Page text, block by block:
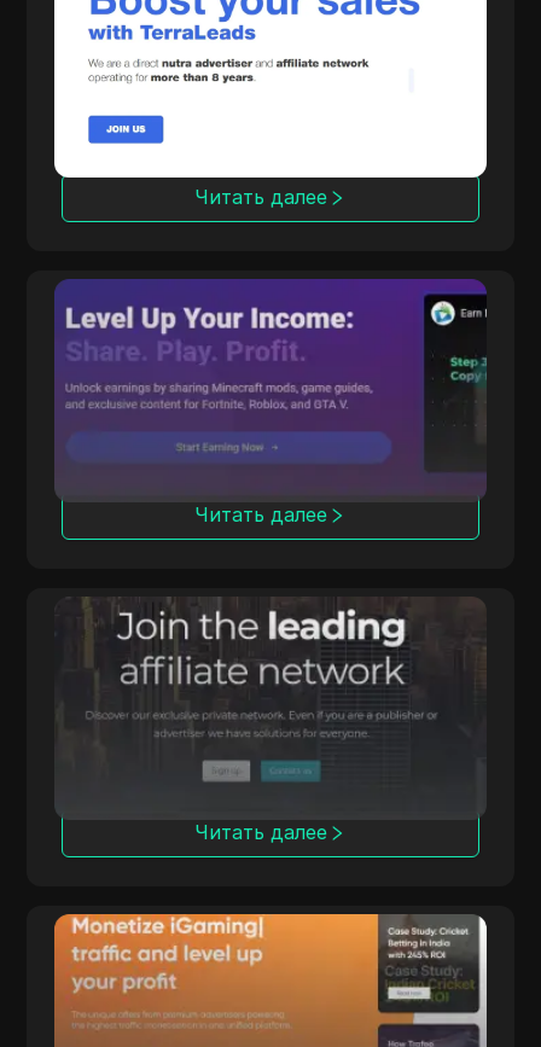
A direct Nutra advertiser and CPA network
operating for 8 years, TerraLeads provides
more than 3000 offers across 100+
Читать далее
CPALead
CPALead специализируется на маркетинге
платформу для торгов в режиме реального
Читать далее
Affmine
Affmine фокусируется на
высококонверсионных кампаниях с
помощью аналитических решений и
Читать далее
Trafee
Trafee предлагает партнерам доход по
моделям CPC, CPS, CPL и Revshare с
опциями Smartlink.